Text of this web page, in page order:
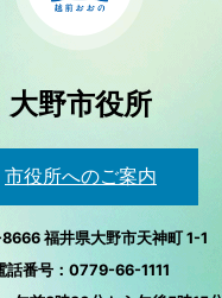
大野市役所
市役所へのご案内
福井県大野市天神町 1-1
話番号：0779-66-1111